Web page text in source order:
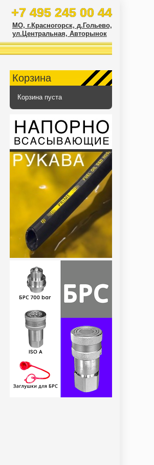
+7 495 245 00 44
МО, г.Красногорск, д.Гольево,
ул.Центральная, Авторынок
Корзина
Корзина пуста